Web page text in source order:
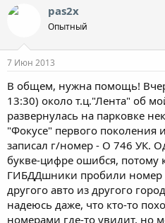
pas2x
Опытный
7 Июн 2013
В общем, нужна помощь!
13:30) около т.ц."Лента" об
развернулась на парковке
"Фокусе" первого поколения
записал г/номер - О 746 УК.
букве-цифре ошибся, потому
ГИБДДшники пробили номер
другого авто из другого
надеюсь даже, что кто-то
номерами где-то увидит, но